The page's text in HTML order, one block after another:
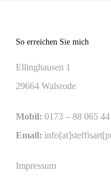
So erreichen Sie mich
Ellinghausen 1
29664 Walsrode
Mobil: 0173 – 88 065 44
Email:
Impressum